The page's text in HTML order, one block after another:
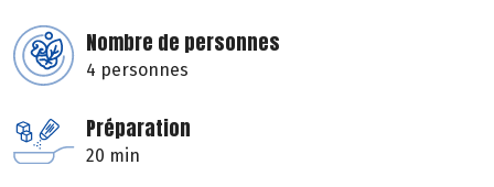
Nombre de personnes
4 personnes
Préparation
20 min